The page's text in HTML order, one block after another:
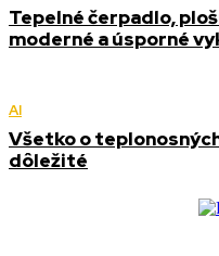
Tepelné čerpadlo,
moderné a úsporné
AI
Všetko o
dôležité